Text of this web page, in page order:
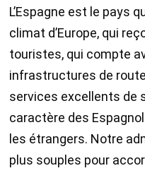
L’Espagne est le pays
climat d’Europe, qui
touristes, qui compte
infrastructures de
services excellents de
caractère des
les étrangers. Notre
plus souples pour